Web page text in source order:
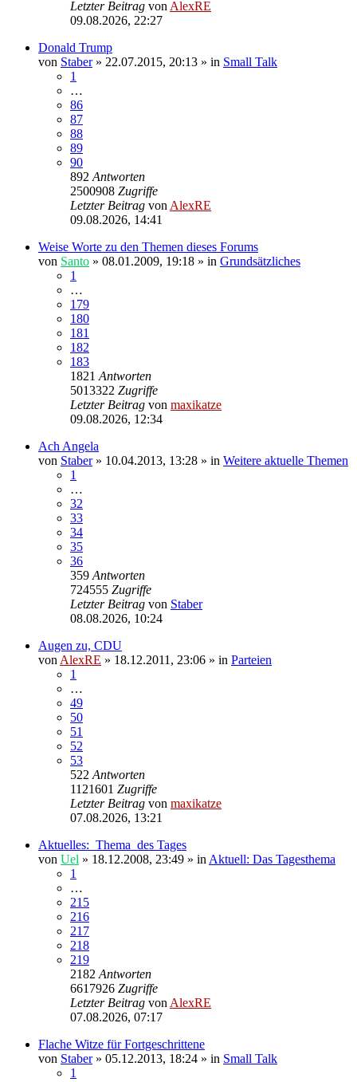
Letzter Beitrag von AlexRE
09.08.2026, 22:27
Donald Trump
von Staber» 22.07.2015, 20:13 » in Small Talk
1
…
86
87
88
89
90
892 Antworten
2500908 Zugriffe
Letzter Beitrag von AlexRE
09.08.2026, 14:41
Weise Worte zu den Themen dieses Forums
von Santo » 08.01.2009, 19:18 » in Grundsätzliches
1
…
179
180
181
182
183
1821 Antworten
5013322 Zugriffe
Letzter Beitrag von maxikatze
09.08.2026, 12:34
Ach Angela
von Staber» 10.04.2013, 13:28 » in Weitere aktuelle Themen
1
…
32
33
34
35
36
359 Antworten
724555 Zugriffe
Letzter Beitrag von Staber
08.08.2026, 10:24
Augen zu, CDU
von AlexRE » 18.12.2011, 23:06 » in Parteien
1
…
49
50
51
52
53
522 Antworten
1121601 Zugriffe
Letzter Beitrag von maxikatze
07.08.2026, 13:21
Aktuelles:_Thema_des Tages
von Uel » 18.12.2008, 23:49 » in Aktuell: Das Tagesthema
1
…
215
216
217
218
219
2182 Antworten
6617926 Zugriffe
Letzter Beitrag von AlexRE
07.08.2026, 07:17
Flache Witze für Fortgeschrittene
von Staber» 05.12.2013, 18:24 » in Small Talk
1